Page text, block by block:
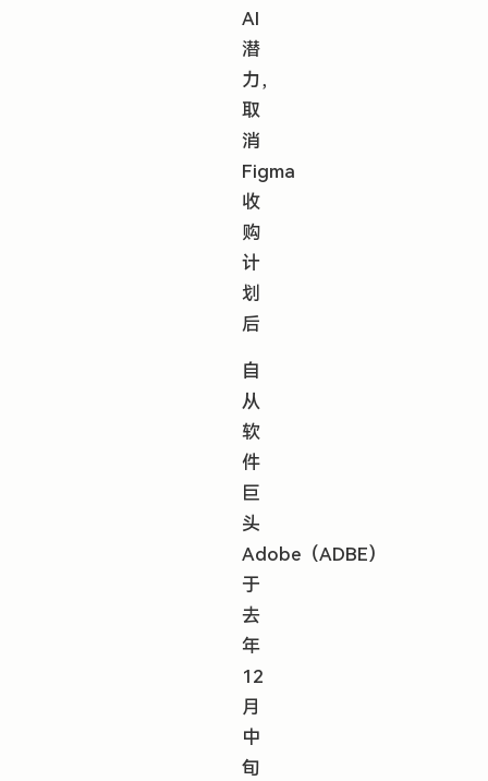
AI
潜
力，
取
消
Figma
收
购
计
划
后
自
从
软
件
巨
头
Adobe（ADBE）
于
去
年
12
月
中
旬